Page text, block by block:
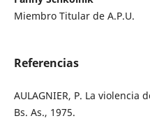
Miembro Titular de A.P.U.
Referencias
AULAGNIER, P. La
Bs. As., 1975.